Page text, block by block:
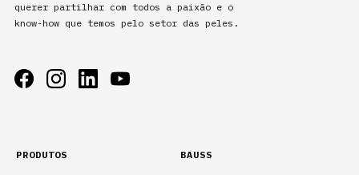
querer partilhar com todos a paixão e o
know-how que temos pelo setor das peles.
PRODUTOS BAUSS